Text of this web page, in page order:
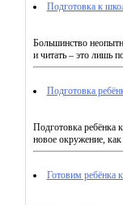
Подготовка к
Большинство
и читать – это лишь
Подготовка
Подготовка ребёнка
новое окружение,
Готовим ребёнка